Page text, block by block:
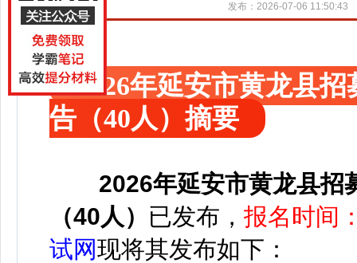
发布：2026-07-06 11:50:43
2026年延安市黄龙县
告（40人）摘要
2026年延安市黄龙县招
（40人） 已发布， 报名时间
试网现将其发布如下：